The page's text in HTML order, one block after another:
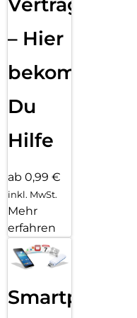
– Hier
bekommst
Du
Hilfe
ab 0,99 €
inkl. MwSt.
Mehr
erfahren
Smartphone